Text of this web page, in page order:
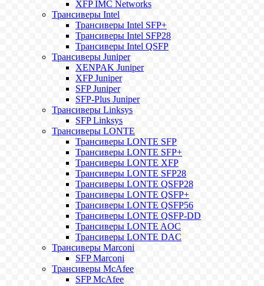
XFP IMC Networks
Трансиверы Intel
Трансиверы Intel SFP+
Трансиверы Intel SFP28
Трансиверы Intel QSFP
Трансиверы Juniper
XENPAK Juniper
XFP Juniper
SFP Juniper
SFP-Plus Juniper
Трансиверы Linksys
SFP Linksys
Трансиверы LONTE
Трансиверы LONTE SFP
Трансиверы LONTE SFP+
Трансиверы LONTE XFP
Трансиверы LONTE SFP28
Трансиверы LONTE QSFP28
Трансиверы LONTE QSFP+
Трансиверы LONTE QSFP56
Трансиверы LONTE QSFP-DD
Трансиверы LONTE AOC
Трансиверы LONTE DAC
Трансиверы Marconi
SFP Marconi
Трансиверы McAfee
SFP McAfee